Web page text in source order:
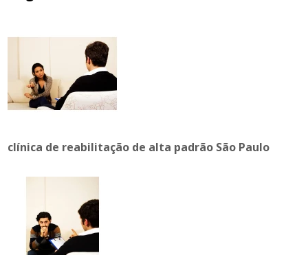
clínica de reabilitação de alta padrão São Paulo